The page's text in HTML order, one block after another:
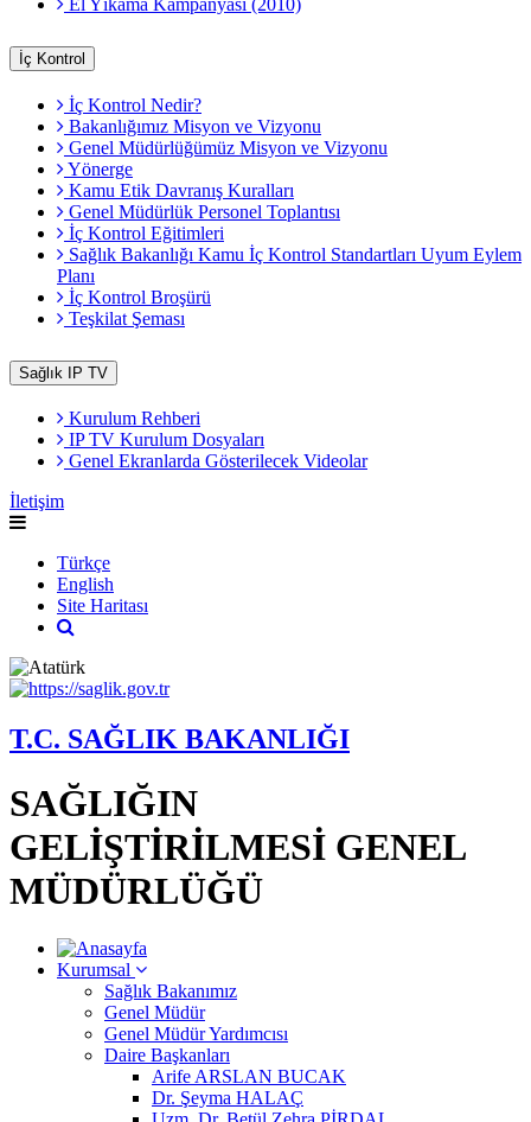
İç Kontrol
İç Kontrol Nedir?
Bakanlığımız Misyon ve Vizyonu
Genel Müdürlüğümüz Misyon ve Vizyonu
Yönerge
Kamu Etik Davranış Kuralları
Genel Müdürlük Personel Toplantısı
İç Kontrol Eğitimleri
Sağlık Bakanlığı Kamu İç Kontrol Standartları Uyum Eylem
Planı
İç Kontrol Broşürü
Teşkilat Şeması
Sağlık IP TV
Kurulum Rehberi
IP TV Kurulum Dosyaları
Genel Ekranlarda Gösterilecek Videolar
İletişim
Türkçe
English
Site Haritası
T.C. SAĞLIK BAKANLIĞI
SAĞLIĞIN
GELİŞTİRİLMESİ GENEL
MÜDÜRLÜĞÜ
Kurumsal
Sağlık Bakanımız
Genel Müdür
Genel Müdür Yardımcısı
Daire Başkanları
Arife ARSLAN BUCAK
Dr. Şeyma HALAÇ